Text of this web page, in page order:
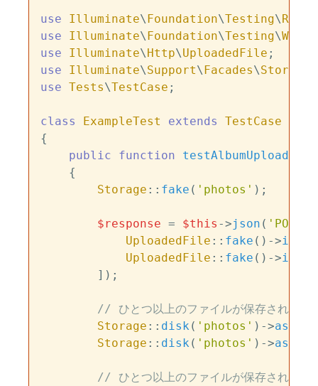
use Illuminate\Foundation\Testing\
use
Illuminate\Foundation\Testing\
use
Illuminate\Http\UploadedFile
use
Illuminate\Support\Facades\Storage
use Tests\TestCase ;
class ExampleTest extends
TestCase
{
public
function testAlbumUpload
{
Storage :: fake ( 'photos' );
$response = $this ->json ( 'POST'
UploadedFile :: fake ()->image
UploadedFile :: fake ()->image
        ]);
// ひとつ以上のファイルが保存されたこ
Storage :: disk ( 'photos' )->
Storage :: disk ( 'photos' )->
// ひとつ以上のファイルが保存されなか